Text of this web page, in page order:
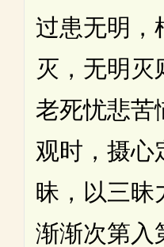
过患无明，
灭，无明灭
老死忧悲苦
观时，摄心
昧，以三昧
渐渐次第入